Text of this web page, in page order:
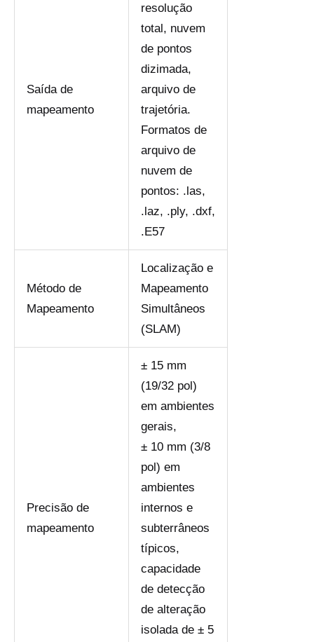
Saída de
mapeamento
resolução
total, nuvem
de pontos
dizimada,
arquivo de
trajetória.
Formatos de
arquivo de
nuvem de
pontos: .las,
.laz, .ply, .dxf,
.E57
Método de
Mapeamento
Localização e
Mapeamento
Simultâneos
(SLAM)
Precisão de
mapeamento
± 15 mm
(19/32 pol)
em ambientes
gerais,
± 10 mm (3/8
pol) em
ambientes
internos e
subterrâneos
típicos,
capacidade
de detecção
de alteração
isolada de ± 5